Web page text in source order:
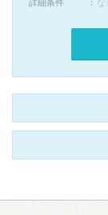
詳細条件 な